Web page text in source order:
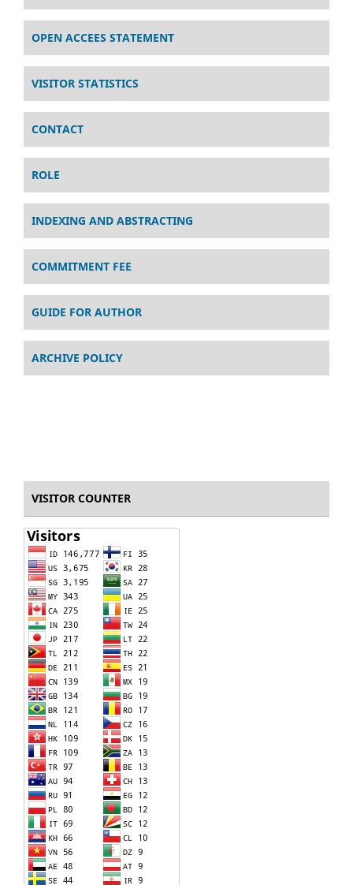
OPEN ACCEES STATEMENT
VISITOR STATISTICS
CONTACT
ROLE
INDEXING AND ABSTRACTING
COMMITMENT FEE
GUIDE FOR AUTHOR
ARCHIVE POLICY
VISITOR COUNTER